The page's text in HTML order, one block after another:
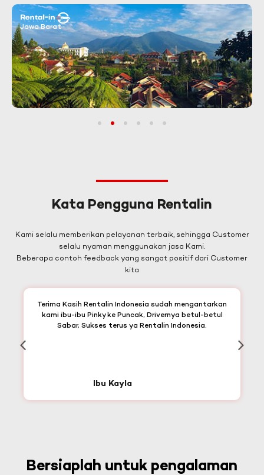
Jawa Barat
3 4 5 6
Kata Pengguna Rentalin
Kami selalu memberikan pelayanan terbaik, sehingga Customer
selalu nyaman menggunakan jasa Kami.
Beberapa contoh feedback yang sangat positif dari Customer
kita
Terima Kasih Rentalin Indonesia sudah mengantarkan
kami ibu-ibu Pinky ke Puncak, Drivernya betul-betul
Sabar, Sukses terus ya Rentalin Indonesia.
Ibu Kayla
Bersiaplah untuk pengalaman